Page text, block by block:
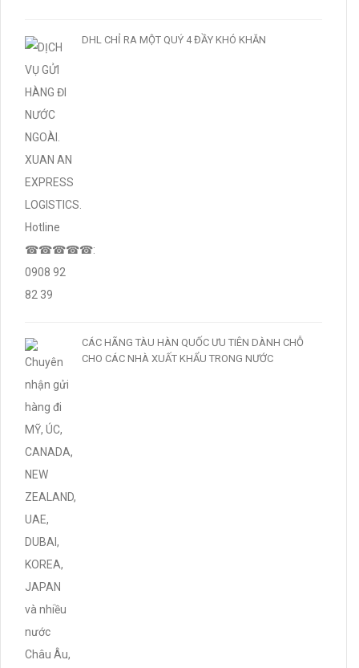
DHL CHỈ RA MỘT QUÝ 4 ĐẦY KHÓ KHĂN
CÁC HÃNG TÀU HÀN QUỐC ƯU TIÊN DÀNH CHỖ
CHO CÁC NHÀ XUẤT KHẨU TRONG NƯỚC